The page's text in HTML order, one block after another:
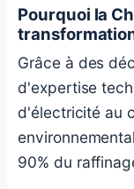
Pourquoi la
Grâce à des
d'expertise
d'électricité au
90% du